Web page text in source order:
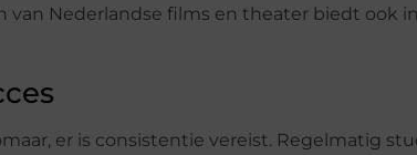
van Nederlandse films en theater biedt ook
er is consistentie vereist. Regelmatig